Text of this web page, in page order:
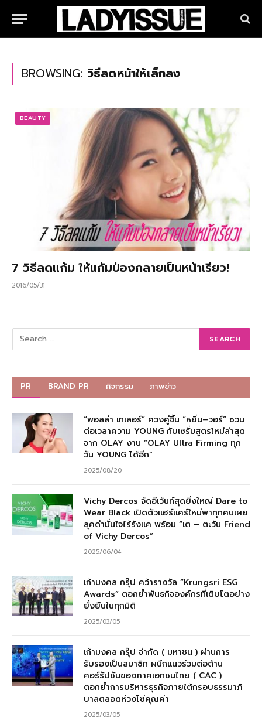
BROWSING: วิธีลดหน้าให้เล็กลง
BEAUTY
7 วิธีลดแก้ม ให้แก้มป่องกลายเป็นหน้าเรียว!
2016/05/31
PR BRAND PR กิจกรรม ภาพข่าว
“พอลล่า เทเลอร์” ควงคู่จิ้น “หยิ่น–วอร์” ชวน
ต่อเวลาความ YOUNG กับเซรั่มสูตรใหม่ล่าสุด
จาก OLAY งาน “OLAY Ultra Firming ทุก
วัน YOUNG ได้อีก”
2025/08/20
Vichy Dercos จัดอีเว้นท์สุดยิ่งใหญ่ Dare to
Wear Black เปิดตัวแฮร์แคร์ใหม่พาทุกคนเผย
ลุคดำมั่นใจไร้รังแค พร้อม “เต – ตะวัน Friend
of Vichy Dercos”
2025/06/04
เก้ามงคล กรุ๊ป คว้ารางวัล “Krungsri ESG
Awards” ตอกย้ำพันธกิจองค์กรที่เติบโตอย่าง
ยั่งยืนในทุกมิติ
2025/03/05
เก้ามงคล กรุ๊ป จำกัด ( มหาชน ) ผ่านการ
รับรองเป็นสมาชิก ผนึกแนวร่วมต่อต้าน
คอร์รัปชันของภาคเอกชนไทย ( CAC )
ตอกย้ำการบริหารธุรกิจภายใต้กรอบธรรมาภิ
บาลตลอดห่วงโซ่คุณค่า
2025/03/05